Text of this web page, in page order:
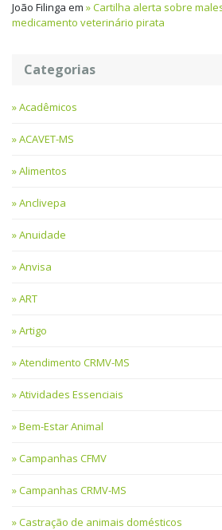
João Filinga em
Cartilha alerta sobre
medicamento veterinário pirata
Categorias
Acadêmicos
ACAVET-MS
Alimentos
Anclivepa
Anuidade
Anvisa
ART
Artigo
Atendimento CRMV-MS
Atividades Essenciais
Bem-Estar Animal
Campanhas CFMV
Campanhas CRMV-MS
Castração de animais domésticos